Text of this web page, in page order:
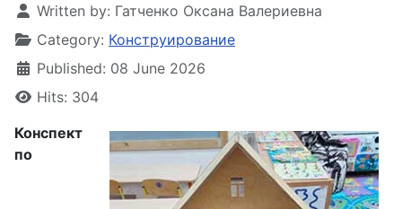
Written by: Гатченко Оксана Валериевна
Category: Конструирование
Published: 08 June 2026
Hits: 304
Конспект
по